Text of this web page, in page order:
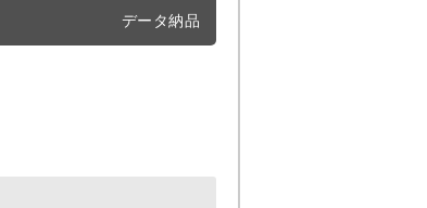
データ納品